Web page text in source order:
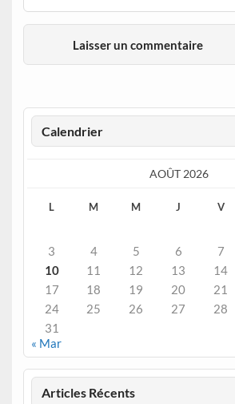
Calendrier
AOÛT 2026
L M M J V
3
4 5 6 7
10
11 12 13 14
17
18 19 20 21
24
25 26 27 28
31
« Mar
Articles Récents